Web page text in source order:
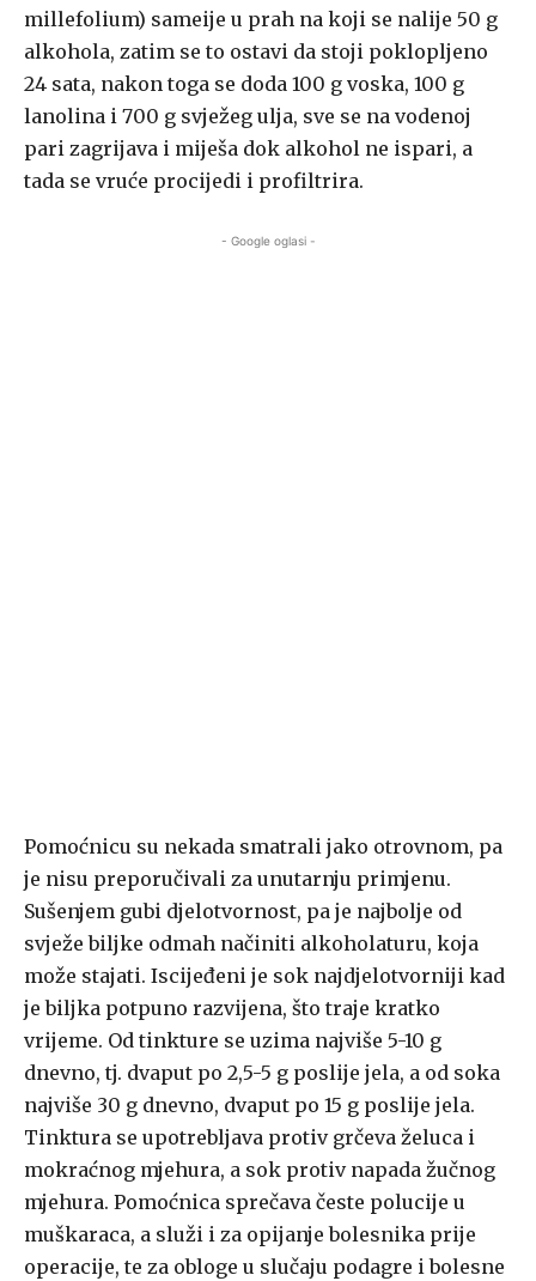
millefolium) sameije u prah na koji se nalije 50 g
alkohola, zatim se to ostavi da stoji poklopljeno
24 sata, nakon toga se doda 100 g voska, 100 g
lanolina i 700 g svježeg ulja, sve se na vodenoj
pari zagrijava i miješa dok alkohol ne ispari, a
tada se vruće procijedi i profiltrira.
- Google oglasi -
Pomoćnicu su nekada smatrali jako otrovnom, pa
je nisu preporučivali za unutarnju primjenu.
Sušenjem gubi djelotvornost, pa je najbolje od
svježe biljke odmah načiniti alkoholaturu, koja
može stajati. Iscijeđeni je sok najdjelotvorniji kad
je biljka potpuno razvijena, što traje kratko
vrijeme. Od tinkture se uzima najviše 5-10 g
dnevno, tj. dvaput po 2,5-5 g poslije jela, a od soka
najviše 30 g dnevno, dvaput po 15 g poslije jela.
Tinktura se upotrebljava protiv grčeva želuca i
mokraćnog mjehura, a sok protiv napada žučnog
mjehura. Pomoćnica sprečava česte polucije u
muškaraca, a služi i za opijanje bolesnika prije
operacije, te za obloge u slučaju podagre i bolesne